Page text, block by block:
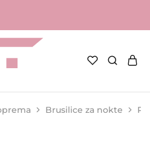
Brusilice za nokte